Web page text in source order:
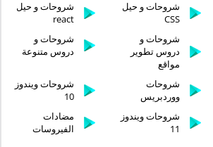
شروحات و حيل
CSS
شروحات و حيل
react
شروحات و
دروس تطوير
مواقع
شروحات و
دروس متنوعة
شروحات
ووردبريس
شروحات ويندوز
10
شروحات ويندوز
11
مضادات
الفيروسات